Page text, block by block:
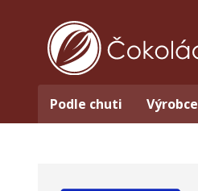
Podle chuti Výrobce